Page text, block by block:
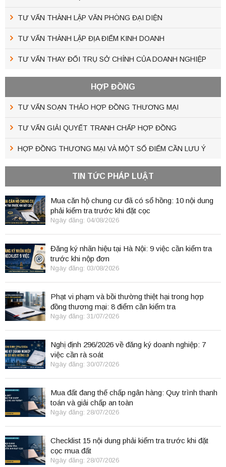
TƯ VẤN THÀNH LẬP VĂN PHÒNG ĐẠI DIỆN
TƯ VẤN THÀNH LẬP ĐỊA ĐIỂM KINH DOANH
TƯ VẤN THAY ĐỔI TRỤ SỞ CHÍNH CỦA DOANH NGHIỆP
HỢP ĐỒNG
TƯ VẤN SOẠN THẢO HỢP ĐỒNG THƯƠNG MẠI
TƯ VẤN GIẢI QUYẾT TRANH CHẤP HỢP ĐỒNG
HỢP ĐỒNG THƯƠNG MẠI VÀ MỘT SỐ ĐIỂM CẦN LƯU Ý
TIN TỨC PHÁP LUẬT
Mua căn hộ chung cư đã có sổ hồng: 10 nội dung
phải kiểm tra trước khi đặt cọc
Ngày đăng: 04/08/2026
Đăng ký nhãn hiệu tại Hà Nội: 9 việc cần kiểm tra
trước khi nộp đơn
Ngày đăng: 03/08/2026
Phạt vi phạm và bồi thường thiệt hại trong hợp
đồng thương mại: 8 điểm cần kiểm tra
Ngày đăng: 31/07/2026
Nghị định 296/2026 về đăng ký doanh nghiệp: 7
việc cần rà soát
Ngày đăng: 30/07/2026
Mua đất đang thế chấp ngân hàng: Quy trình thanh
toán và giải chấp an toàn
Ngày đăng: 28/07/2026
Checklist 15 nội dung phải kiểm tra trước khi đặt
cọc mua đất
Ngày đăng: 28/07/2026